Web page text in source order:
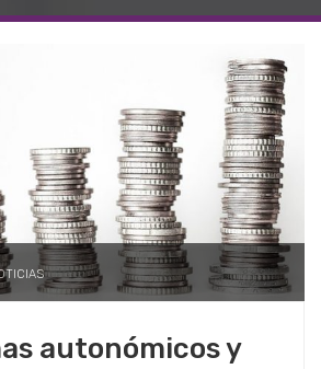
autonómicos y